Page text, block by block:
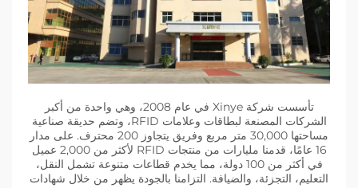
تأسست شركة Xinye في عام 2008، وهي واحدة من أكبر
الشركات المصنعة لبطاقات وعلامات RFID، وتضم حديقة صناعية
مساحتها 30,000 متر مربع وفريق يتجاوز 200 محترف. على مدار
16 عامًا، قدمنا مليارات من منتجات RFID لأكثر من 2,000 عميل
في أكثر من 100 دولة، مما يخدم قطاعات متنوعة تشمل النقل،
التعليم، التجزئة، والضيافة. التزامنا بالجودة يظهر من خلال شهادات